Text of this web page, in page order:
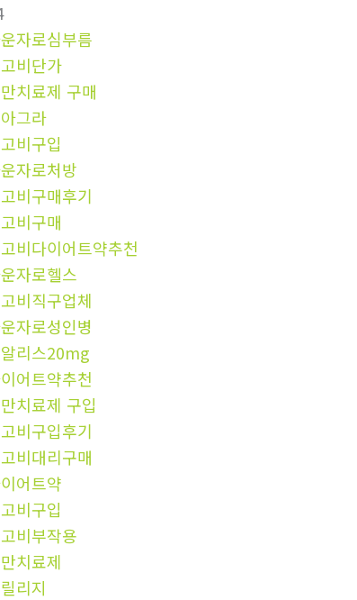
자로심부름
비단가
치료제 구매
그라
비구입
자로처방
비구매후기
비구매
비다이어트약추천
자로헬스
비직구업체
자로성인병
리스20mg
어트약추천
치료제 구입
비구입후기
비대리구매
어트약
비구입
비부작용
치료제
리지